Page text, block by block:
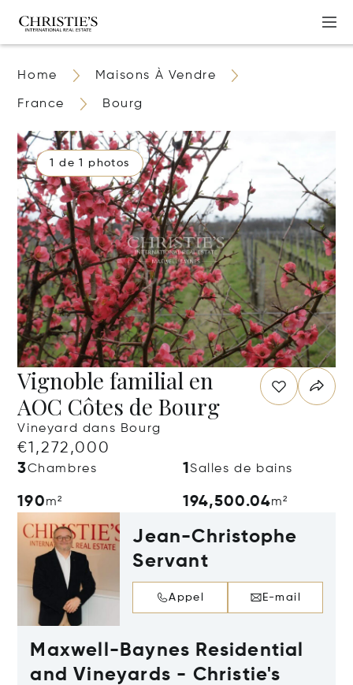
Home Maisons À Vendre
France Bourg
1 de 1 photos
Vignoble familial en
AOC Côtes de Bourg
Vineyard dans Bourg
€1,272,000
3Chambres 1Salles de bains
190m² 194,500.04m²
Jean-Christophe
Servant
Appel E-mail
Maxwell-Baynes Residential
and Vineyards - Christie's